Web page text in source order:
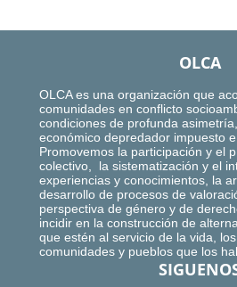
OLCA
OLCA es una organización que
comunidades en conflicto
condiciones de profunda
económico depredador impuesto
Promovemos la participación y el
colectivo, la sistematización y el
experiencias y conocimientos, la
desarrollo de procesos de
perspectiva de género y de
incidir en la construcción de
que estén al servicio de la vida,
comunidades y pueblos que los